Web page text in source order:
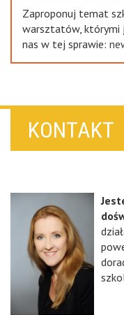
Zaproponuj temat
warsztatów, którymi
nas w tej sprawie:
KONTAKT